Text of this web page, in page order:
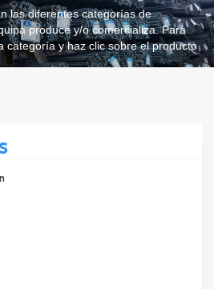
las diferentes categorías de
produce y/o comercializa. Para
categoría y haz clic sobre el producto